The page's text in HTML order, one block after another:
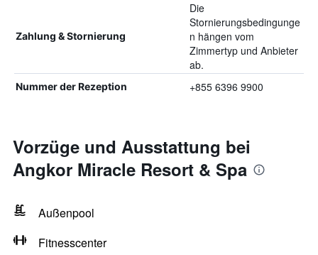
Zahlung & Stornierung
Die
Stornierungsbedingunge
n hängen vom
Zimmertyp und Anbieter
ab.
Nummer der Rezeption +855 6396 9900
Vorzüge und Ausstattung bei
Angkor Miracle Resort & Spa
Außenpool
Fitnesscenter